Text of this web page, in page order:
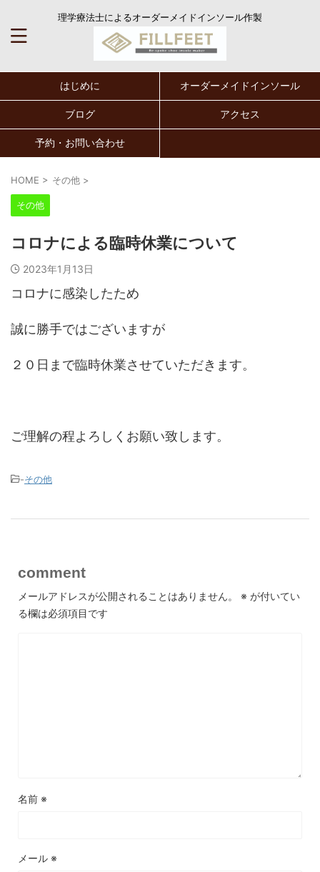
理学療法士によるオーダーメイドインソール作製
はじめに オーダーメイドインソール
ブログ アクセス
予約・お問い合わせ
HOME > その他 >
その他
コロナによる臨時休業について
2023年1月13日
コロナに感染したため
誠に勝手ではございますが
２０日まで臨時休業させていただきます。
ご理解の程よろしくお願い致します。
-その他
comment
メールアドレスが公開されることはありません。 ※ が付いてい
る欄は必須項目です
名前 ※
メール ※